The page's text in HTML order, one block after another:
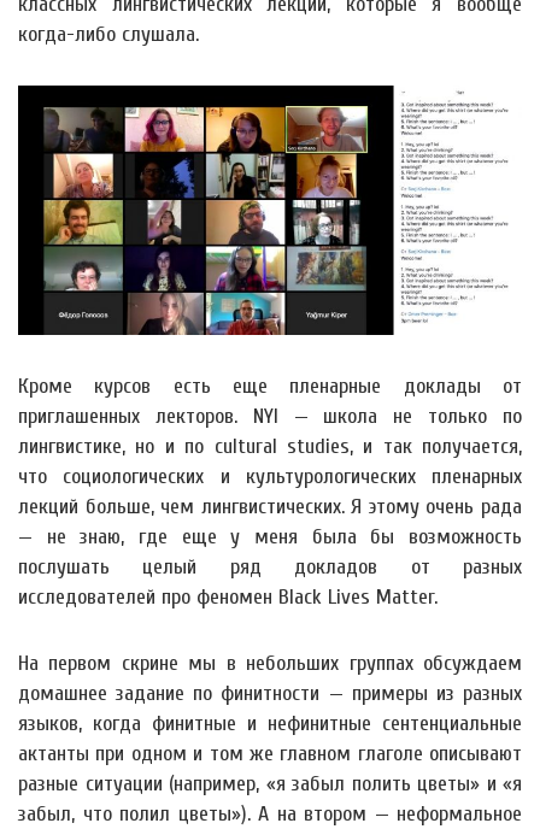
когда-либо слушала.
Кроме курсов есть еще пленарные доклады от
приглашенных лекторов. NYI — школа не только по
лингвистике, но и по cultural studies, и так получается,
что социологических и культурологических пленарных
лекций больше, чем лингвистических. Я этому очень рада
— не знаю, где еще у меня была бы возможность
послушать целый ряд докладов от разных
исследователей про феномен Black Lives Matter.
На первом скрине мы в небольших группах обсуждаем
домашнее задание по финитности — примеры из разных
языков, когда финитные и нефинитные сентенциальные
актанты при одном и том же главном глаголе описывают
разные ситуации (например, «я забыл полить цветы» и «я
забыл, что полил цветы»). А на втором — неформальное